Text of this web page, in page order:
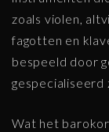
zoals violen,
fagotten en
bespeeld door
gespecialiseerd
Wat het